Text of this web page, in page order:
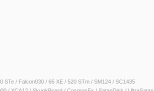
STe / Falcon030 / 65 XE / 520 STm / SM124 / SC1435